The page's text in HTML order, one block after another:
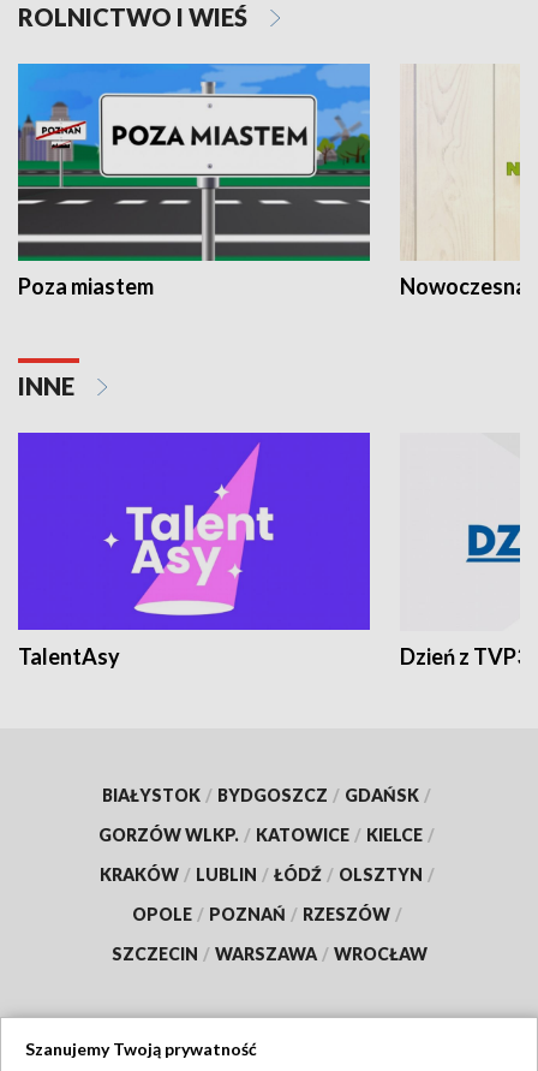
ROLNICTWO I WIEŚ
Poza miastem Nowoczesna
INNE
TalentAsy Dzień z TVP3
BIAŁYSTOK / BYDGOSZCZ / GDAŃSK /
GORZÓW WLKP. / KATOWICE / KIELCE /
KRAKÓW / LUBLIN / ŁÓDŹ / OLSZTYN /
OPOLE / POZNAŃ / RZESZÓW /
SZCZECIN / WARSZAWA / WROCŁAW
Szanujemy Twoją prywatność